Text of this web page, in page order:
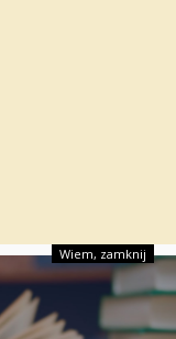
Wiem, zamknij